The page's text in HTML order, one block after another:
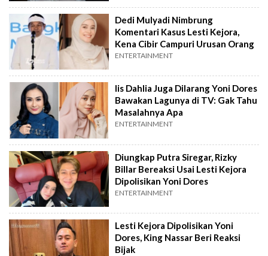
Dedi Mulyadi Nimbrung
Komentari Kasus Lesti Kejora,
Kena Cibir Campuri Urusan Orang
ENTERTAINMENT
Iis Dahlia Juga Dilarang Yoni Dores
Bawakan Lagunya di TV: Gak Tahu
Masalahnya Apa
ENTERTAINMENT
Diungkap Putra Siregar, Rizky
Billar Bereaksi Usai Lesti Kejora
Dipolisikan Yoni Dores
ENTERTAINMENT
Lesti Kejora Dipolisikan Yoni
Dores, King Nassar Beri Reaksi
Bijak